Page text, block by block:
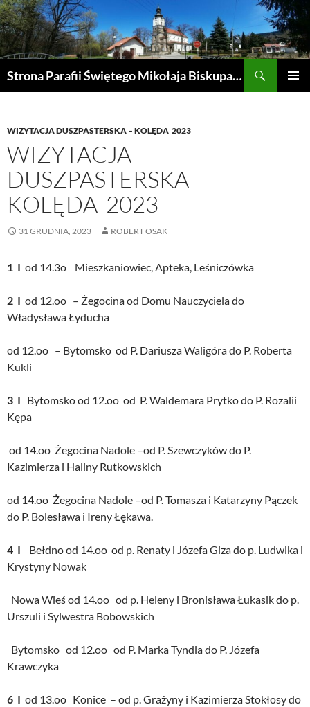
Przejdź
do
treści
Strona Parafii Świętego Mikołaja Biskupa w Żegocinie
WIZYTACJA DUSZPASTERSKA – KOLĘDA 2023
WIZYTACJA
DUSZPASTERSKA –
KOLĘDA 2023
31 GRUDNIA, 2023 ROBERT OSAK
1 I od 14.3o Mieszkaniowiec, Apteka, Leśniczówka
2 I od 12.oo – Żegocina od Domu Nauczyciela do
Władysława Łyducha
od 12.oo – Bytomsko od P. Dariusza Waligóra do P. Roberta
Kukli
3 I Bytomsko od 12.oo od P. Waldemara Prytko do P. Rozalii
Kępa
od 14.oo Żegocina Nadole –od P. Szewczyków do P.
Kazimierza i Haliny Rutkowskich
od 14.oo Żegocina Nadole –od P. Tomasza i Katarzyny Pączek
do P. Bolesława i Ireny Łękawa.
4 I Bełdno od 14.oo od p. Renaty i Józefa Giza do p. Ludwika i
Krystyny Nowak
Nowa Wieś od 14.oo od p. Heleny i Bronisława Łukasik do p.
Urszuli i Sylwestra Bobowskich
Bytomsko od 12.oo od P. Marka Tyndla do P. Józefa
Krawczyka
6 I od 13.oo Konice – od p. Grażyny i Kazimierza Stokłosy do